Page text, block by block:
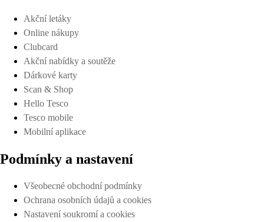
Akční letáky
Online nákupy
Clubcard
Akční nabídky a soutěže
Dárkové karty
Scan & Shop
Hello Tesco
Tesco mobile
Mobilní aplikace
Podmínky a nastavení
Všeobecné obchodní podmínky
Ochrana osobních údajů a cookies
Nastavení soukromí a cookies